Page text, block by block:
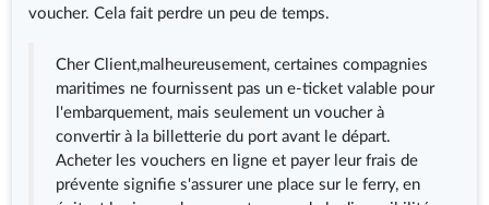
voucher. Cela fait perdre un peu de temps.
Cher Client,malheureusement, certaines compagnies
maritimes ne fournissent pas un e-ticket valable pour
l'embarquement, mais seulement un voucher à
convertir à la billetterie du port avant le départ.
Acheter les vouchers en ligne et payer leur frais de
prévente signifie s'assurer une place sur le ferry, en